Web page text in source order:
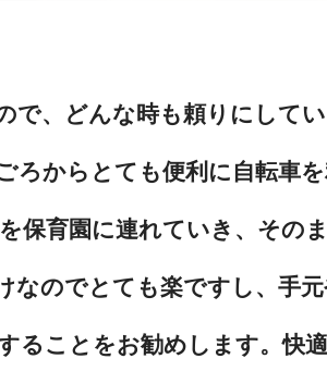
、どんな時も頼りにしてい
からとても便利に自転車を
育園に連れていき、そのま
のでとても楽ですし、手
ことをお勧めします。快適